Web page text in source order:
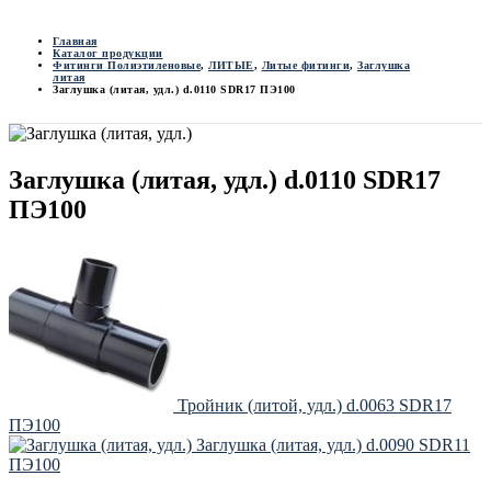
Главная
Каталог продукции
Фитинги Полиэтиленовые, ЛИТЫЕ, Литые фитинги, Заглушка
литая
Заглушка (литая, удл.) d.0110 SDR17 ПЭ100
Заглушка (литая, удл.) d.0110 SDR17
ПЭ100
Тройник (литой, удл.) d.0063 SDR17
ПЭ100
Заглушка (литая, удл.) d.0090 SDR11
ПЭ100